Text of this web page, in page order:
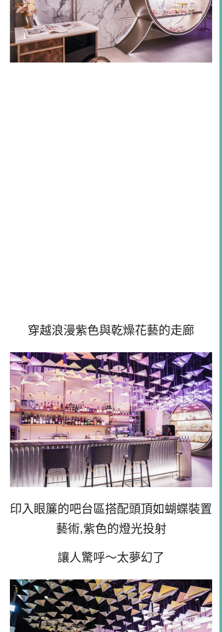
穿越浪漫紫色與乾燥花藝的走廊
印入眼簾的吧台區搭配頭頂如蝴蝶裝置
藝術,紫色的燈光投射
讓人驚呼～太夢幻了